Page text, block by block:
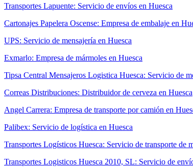
Transportes Lapuente: Servicio de envíos en Huesca
Cartonajes Papelera Oscense: Empresa de embalaje en
UPS: Servicio de mensajería en Huesca
Exmarlo: Empresa de mármoles en Huesca
Tipsa Central Mensajeros Logistica Huesca: Servicio de
Correas Distribuciones: Distribuidor de cerveza en Huesca
Angel Carrera: Empresa de transporte por camión en
Palibex: Servicio de logística en Huesca
Transportes Logísticos Huesca: Servicio de transporte de
Transportes Logisticos Huesca 2010, SL: Servicio de